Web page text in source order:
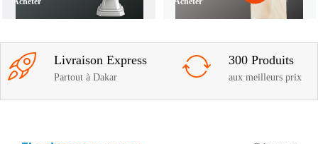
Livraison Express
Partout à Dakar
300 Produits
aux meilleurs prix